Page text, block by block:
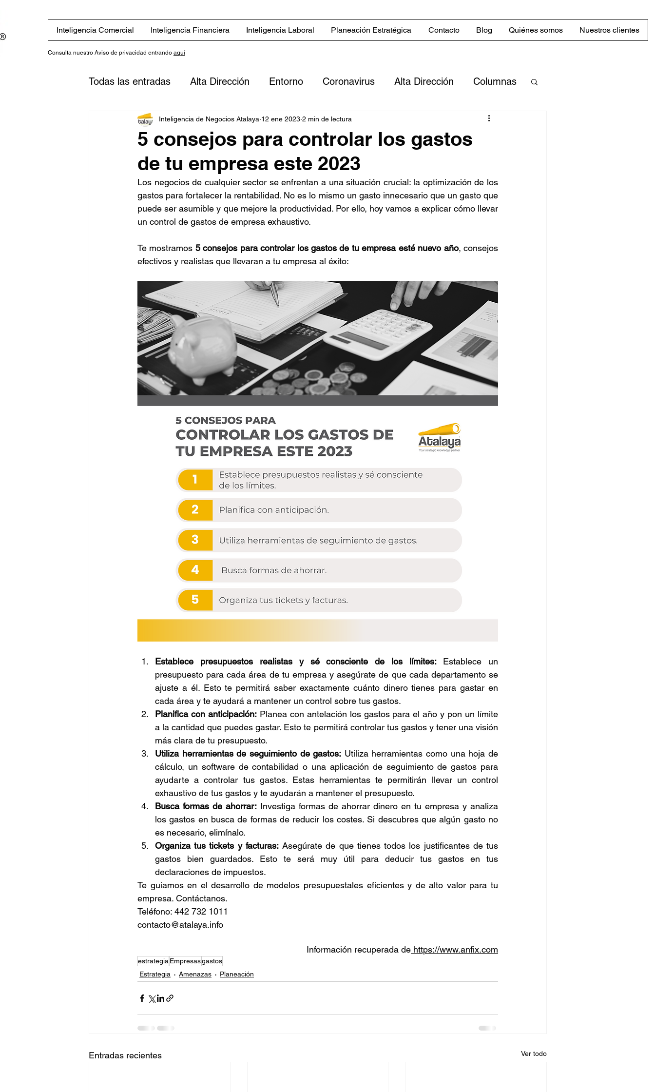
Inteligencia Comercial Inteligencia Financiera Inteligencia Laboral Planeación Estratégica Contacto Blog Quiénes somos Nuestros clientes
Consulta nuestro Aviso de privacidad entrando aquí
Todas las entradas Alta Dirección Entorno Coronavirus Alta Dirección Columnas
Eventos Novedades Servicios Blog in English
Finanzas Estrategias comerciales Sector inmobiliario
inversión Plan financiero Digitalización Flujo de efectivo Rentabilidad
5 consejos para controlar los gastos
de tu empresa este 2023
Inteligencia de Negocios Atalaya 12 ene 2023 2 min de lectura
Los negocios de cualquier sector se enfrentan a una situación crucial: la optimización de los
gastos para fortalecer la rentabilidad. No es lo mismo un gasto innecesario que un gasto que
puede ser asumible y que mejore la productividad. Por ello, hoy vamos a explicar cómo llevar
un control de gastos de empresa exhaustivo.
Te mostramos 5 consejos para controlar los gastos de tu empresa esté nuevo año, consejos
efectivos y realistas que llevaran a tu empresa al éxito:
Establece presupuestos realistas y sé consciente de los límites: Establece un
presupuesto para cada área de tu empresa y asegúrate de que cada departamento se
ajuste a él. Esto te permitirá saber exactamente cuánto dinero tienes para gastar en
cada área y te ayudará a mantener un control sobre tus gastos.
Planifica con anticipación: Planea con antelación los gastos para el año y pon un límite
a la cantidad que puedes gastar. Esto te permitirá controlar tus gastos y tener una visión
más clara de tu presupuesto.
Utiliza herramientas de seguimiento de gastos: Utiliza herramientas como una hoja de
cálculo, un software de contabilidad o una aplicación de seguimiento de gastos para
ayudarte a controlar tus gastos. Estas herramientas te permitirán llevar un control
exhaustivo de tus gastos y te ayudarán a mantener el presupuesto.
Busca formas de ahorrar: Investiga formas de ahorrar dinero en tu empresa y analiza
los gastos en busca de formas de reducir los costes. Si descubres que algún gasto no
es necesario, elimínalo.
Organiza tus tickets y facturas: Asegúrate de que tienes todos los justificantes de tus
gastos bien guardados. Esto te será muy útil para deducir tus gastos en tus
declaraciones de impuestos.
Te guiamos en el desarrollo de modelos presupuestales eficientes y de alto valor para tu
empresa. Contáctanos.
Teléfono: 442 732 1011
contacto@atalaya.info
Información recuperada de https://www.anfix.com
estrategia Empresasgastos
Estrategia
Amenazas Planeación
Entradas recientes Ver todo